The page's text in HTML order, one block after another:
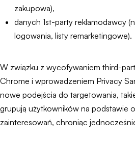
zakupowa),
danych 1st-party reklamodawcy
logowania, listy remarketingowe).
W związku z wycofywaniem third-
Chrome i wprowadzeniem Privacy
nowe podejścia do targetowania,
grupują użytkowników na podstawie
zainteresowań, chroniąc